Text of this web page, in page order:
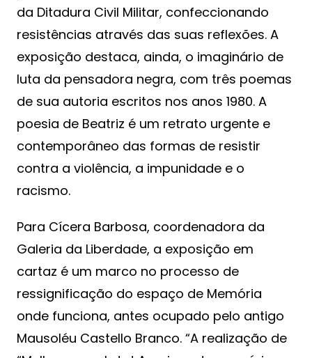
da Ditadura Civil Militar, confeccionando
resistências através das suas reflexões. A
exposição destaca, ainda, o imaginário de
luta da pensadora negra, com três poemas
de sua autoria escritos nos anos 1980. A
poesia de Beatriz é um retrato urgente e
contemporâneo das formas de resistir
contra a violência, a impunidade e o
racismo.
Para Cícera Barbosa, coordenadora da
Galeria da Liberdade, a exposição em
cartaz é um marco no processo de
ressignificação do espaço de Memória
onde funciona, antes ocupado pelo antigo
Mausoléu Castello Branco. “A realização de